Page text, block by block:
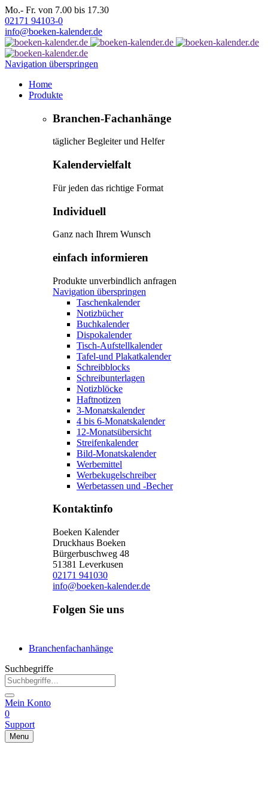
Mo.- Fr. von 7.00 bis 17.30
02171 94103-0
info@boeken-kalender.de
Navigation überspringen
Home
Produkte
Branchen-Fachanhänge
täglicher Begleiter und Helfer
Kalendervielfalt
Für jeden das richtige Format
Individuell
Ganz nach Ihrem Wunsch
einfach informieren
Produkte unverbindlich anfragen
Navigation überspringen
Taschenkalender
Notizbücher
Buchkalender
Dispokalender
Tisch-Aufstellkalender
Tafel-und Plakatkalender
Schreibblocks
Schreibunterlagen
Notizblöcke
Haftnotizen
3-Monatskalender
4 bis 6-Monatskalender
12-Monatsübersicht
Streifenkalender
Bild-Monatskalender
Werbemittel
Werbekugelschreiber
Werbetassen und -Becher
Kontaktinfo
Boeken Kalender
Druckhaus Boeken
Bürgerbuschweg 48
51381 Leverkusen
02171 941030
info@boeken-kalender.de
Folgen Sie uns
Branchenfachanhänge
Suchbegriffe
Mein Konto
0
Support
Menu